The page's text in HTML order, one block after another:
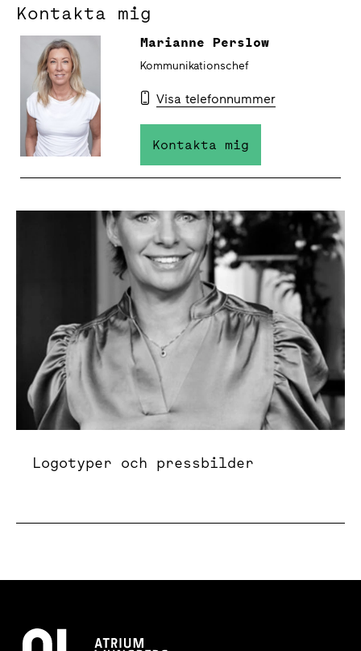
Kontakta mig
Marianne Perslow
Kommunikationschef
Visa telefonnummer
Kontakta mig
Logotyper och pressbilder
Logotyper och pressbilder